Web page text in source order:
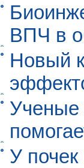
ВПЧ в
Новый
Ученые
У